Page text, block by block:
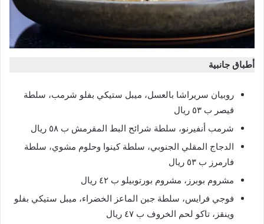
أطباق جانبية
روبيان سريراشا بالعسل، ميبل ستيكي بفلو شرمب، سلطة
قيصر ب ٥٣ ريال
شرمب أنفيرنو، سلطة شرائح البط المقرمش ب ٥٨ ريال
الدجاج المقلي الجنوبي، سلطة كينوا وحلوم مشوي، سلطة
فارمرز ب ٥٣ ريال
مشروم بوبرز، مشروم بورتوبيلو ب ٤٢ ريال
فوجي فرايس، سلطة جبن الماعز الخضراء، ميبل ستيكي بفلو
وينقز، تاكو لحم الخروف ب ٤٧ ريال